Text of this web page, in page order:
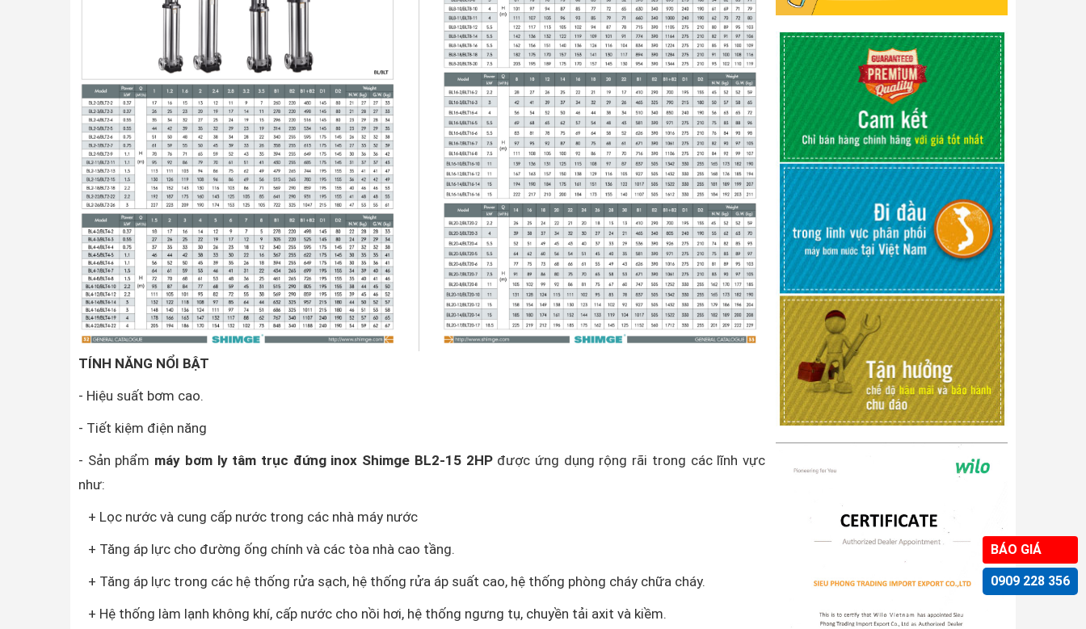
BÁO GIÁ
0909 228 356
TÍNH NĂNG NỔI BẬT
- Hiệu suất bơm cao.
- Tiết kiệm điện năng
- Sản phẩm máy bơm ly tâm trục đứng inox Shimge BL2-15 2HPđược ứng dụng rộng rãi trong các lĩnh vực
như:
+ Lọc nước và cung cấp nước trong các nhà máy nước
+ Tăng áp lực cho đường ống chính và các tòa nhà cao tầng.
+ Tăng áp lực trong các hệ thống rửa sạch, hệ thống rửa áp suất cao, hệ thống phòng cháy chữa cháy.
+ Hệ thống làm lạnh không khí, cấp nước cho nồi hơi, hệ thống ngưng tụ, chuyền tải axit và kiềm.